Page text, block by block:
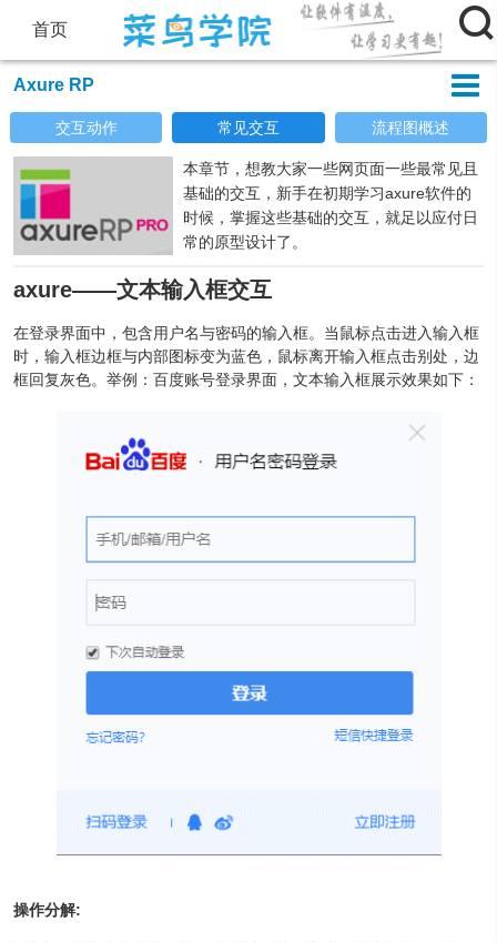
首页 
Axure RP 
交互动作 常见交互 流程图概述
本章节，想教大家一些网页面一些最常见且
基础的交互，新手在初期学习axure软件的
时候，掌握这些基础的交互，就足以应付日
常的原型设计了。
axure——文本输入框交互
在登录界面中，包含用户名与密码的输入框。当鼠标点击进入输入框
时，输入框边框与内部图标变为蓝色，鼠标离开输入框点击别处，边
框回复灰色。举例：百度账号登录界面，文本输入框展示效果如下：
操作分解: